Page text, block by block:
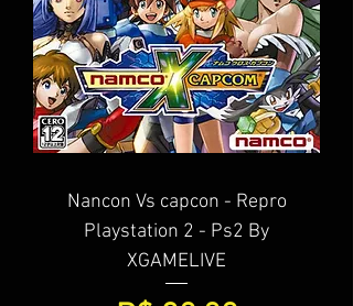
Nancon Vs capcon - Repro
Playstation 2 - Ps2 By
XGAMELIVE